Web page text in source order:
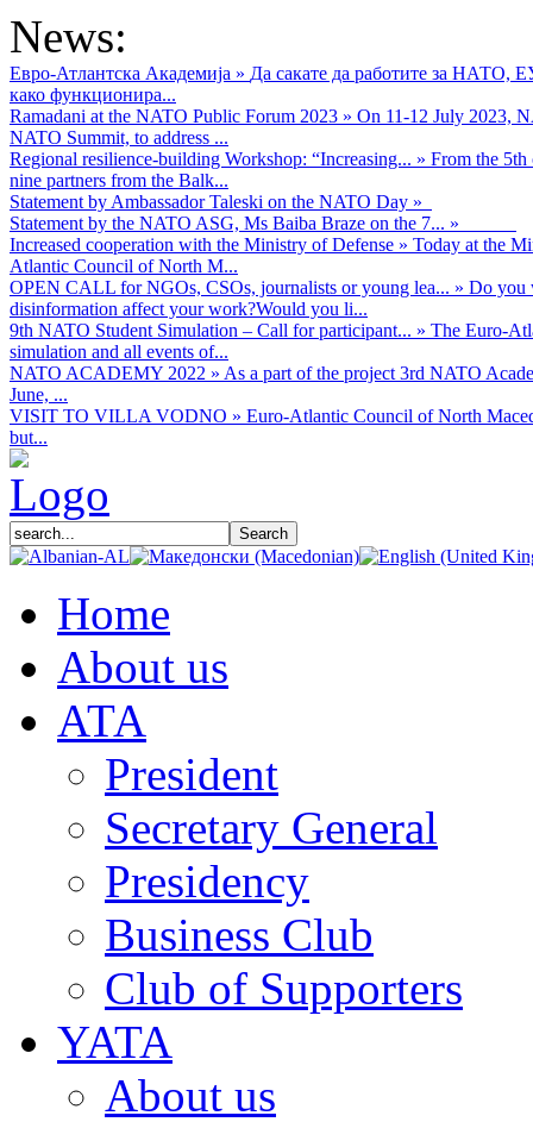
News:
Евро-Атлантска Академија » Да сакате да работите за НАТО,
како функционира...
Ramadani at the NATO Public Forum 2023 » On 11-12 July 2023,
NATO Summit, to address ...
Regional resilience-building Workshop: “Increasing... » From the
nine partners from the Balk...
Statement by Ambassador Taleski on the NATO Day »
Statement by the NATO ASG, Ms Baiba Braze on the 7... »
Increased cooperation with the Ministry of Defense » Today at the
Atlantic Council of North M...
OPEN CALL for NGOs, CSOs, journalists or young lea... » Do you
disinformation affect your work?Would you li...
9th NATO Student Simulation – Call for participant... » The Euro-
simulation and all events of...
NATO ACADEMY 2022 » As а part of the project 3rd NATO
June, ...
VISIT TO VILLA VODNO » Euro-Atlantic Council of North
but...
Home
About us
АТА
President
Secretary General
Presidency
Business Club
Club of Supporters
YATA
About us